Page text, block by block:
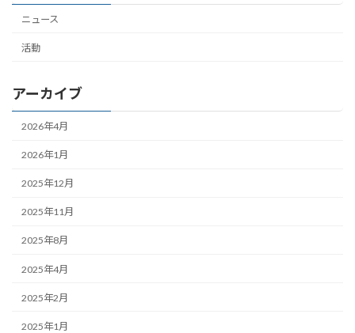
ニュース
活動
アーカイブ
2026年4月
2026年1月
2025年12月
2025年11月
2025年8月
2025年4月
2025年2月
2025年1月